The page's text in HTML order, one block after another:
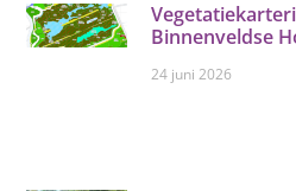
Binnenveldse
24 juni 2026